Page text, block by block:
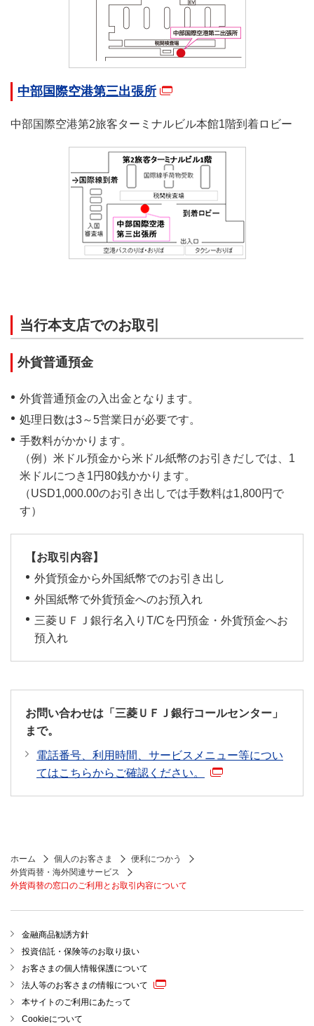
中部国際空港第三出張所
中部国際空港第2旅客ターミナルビル本館1階到着ロビー
当行本支店でのお取引
外貨普通預金
外貨普通預金の入出金となります。
処理日数は3～5営業日が必要です。
手数料がかかります。
（例）米ドル預金から米ドル紙幣のお引きだしでは、1
米ドルにつき1円80銭かかります。
（USD1,000.00のお引き出しでは手数料は1,800円で
す）
【お取引内容】
外貨預金から外国紙幣でのお引き出し
外国紙幣で外貨預金へのお預入れ
三菱ＵＦＪ銀行名入りT/Cを円預金・外貨預金へお
預入れ
お問い合わせは「三菱ＵＦＪ銀行コールセンター」
まで。
電話番号、利用時間、サービスメニュー等につい
てはこちらからご確認ください。
ホーム 個人のお客さま
便利につかう
外貨両替・海外関連サービス
外貨両替の窓口のご利用とお取引内容について
金融商品勧誘方針
投資信託・保険等のお取り扱い
お客さまの個人情報保護について
法人等のお客さまの情報について
本サイトのご利用にあたって
Cookieについて